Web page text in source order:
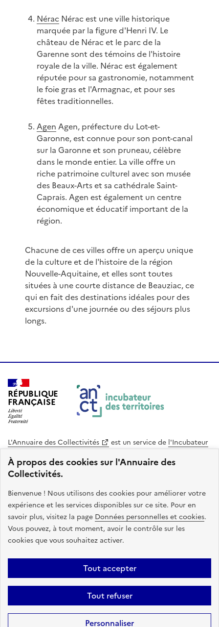
À propos des cookies sur l'Annuaire des
Collectivités.
Bienvenue ! Nous utilisons des cookies pour améliorer votre
expérience et les services disponibles sur ce site. Pour en
savoir plus, visitez la page Données personnelles et cookies.
Vous pouvez, à tout moment, avoir le contrôle sur les
cookies que vous souhaitez activer.
Tout accepter
Tout refuser
Personnaliser
NéracNérac est une ville historique
marquée par la figure d'Henri IV. Le
château de Nérac et le parc de la
Garenne sont des témoins de l'histoire
royale de la ville. Nérac est également
réputée pour sa gastronomie, notamment
le foie gras et l'Armagnac, et pour ses
fêtes traditionnelles.
Agen Agen, préfecture du Lot-et-
Garonne, est connue pour son pont-canal
sur la Garonne et son pruneau, célèbre
dans le monde entier. La ville offre un
riche patrimoine culturel avec son musée
des Beaux-Arts et sa cathédrale Saint-
Caprais. Agen est également un centre
économique et éducatif important de la
région.
Chacune de ces villes offre un aperçu unique
de la culture et de l'histoire de la région
Nouvelle-Aquitaine, et elles sont toutes
situées à une courte distance de Beauziac, ce
qui en fait des destinations idéales pour des
excursions d'une journée ou des séjours plus
longs.
RÉPUBLIQUE
FRANÇAISE
L'Annuaire des Collectivités est un service de l'Incubateur
des Territoires
Cohésion des Territoires
. Le code source de ce site web
est disponible en licence libre. Le design de ce site est conçu
avec le système de design de l’État.
legifrance.gouv.fr
info.gouv.fr
service-public.gouv.fr
data.gouv.fr
Plan du site Accessibilite : non conforme
Mentions légales
Politique de confidentialité
Gestion des cookies FAQ
Kit de
Statistiques Code source
Sauf mention contraire, tous les contenus de ce site sont sous